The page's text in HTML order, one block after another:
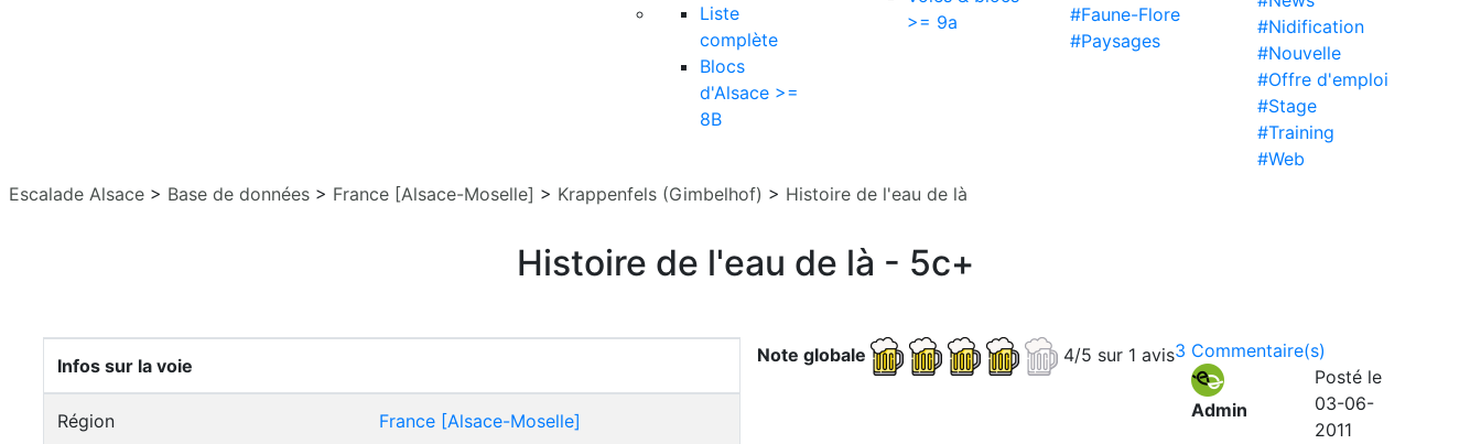
Liste
complète
Blocs
d'Alsace >=
8B
>= 9a
#Faune-Flore
#Paysages
#Nidification
#Nouvelle
#Offre d'emploi
#Stage
#Training
#Web
Escalade Alsace > Base de données > France [Alsace-Moselle] > Krappenfels (Gimbelhof) > Histoire de l'eau de là
Histoire de l'eau de là - 5c+
Infos sur la voie
Région France [Alsace-Moselle]
3 Commentaire(s)
Note globale 4/5 sur 1 avis
Admin
Posté le
03-06-
2011